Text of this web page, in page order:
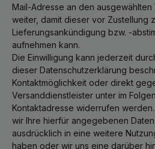
Mail-Adresse an den
weiter, damit dieser vor Zustellung
Lieferungsankündigung bzw. -
aufnehmen kann.
Die Einwilligung kann jederzeit
dieser Datenschutzerklärung
Kontaktmöglichkeit oder direkt
Versanddienstleister unter im
Kontaktadresse widerrufen
wir Ihre hierfür angegebenen
ausdrücklich in eine weitere
haben oder wir uns eine darüber